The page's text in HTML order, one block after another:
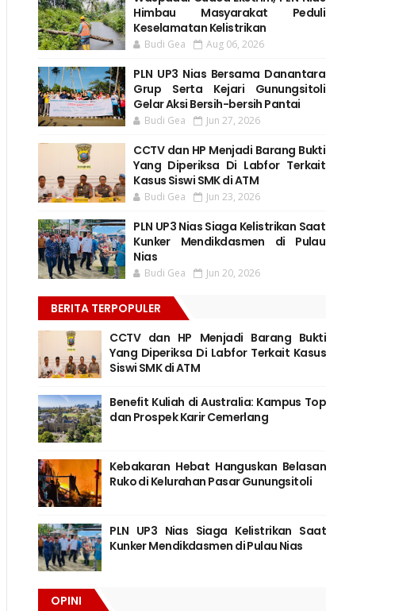
Himbau Masyarakat Peduli
Keselamatan Kelistrikan
Budi Gea Aug 06, 2026
PLN UP3 Nias Bersama Danantara
Grup Serta Kejari Gunungsitoli
Gelar Aksi Bersih-bersih Pantai
Budi Gea Jun 27, 2026
CCTV dan HP Menjadi Barang Bukti
Yang Diperiksa Di Labfor Terkait
Kasus Siswi SMK di ATM
Budi Gea Jun 23, 2026
PLN UP3 Nias Siaga Kelistrikan Saat
Kunker Mendikdasmen di Pulau
Nias
Budi Gea Jun 20, 2026
BERITA TERPOPULER
CCTV dan HP Menjadi Barang Bukti
Yang Diperiksa Di Labfor Terkait Kasus
Siswi SMK di ATM
Benefit Kuliah di Australia: Kampus Top
dan Prospek Karir Cemerlang
Kebakaran Hebat Hanguskan Belasan
Ruko di Kelurahan Pasar Gunungsitoli
PLN UP3 Nias Siaga Kelistrikan Saat
Kunker Mendikdasmen di Pulau Nias
OPINI